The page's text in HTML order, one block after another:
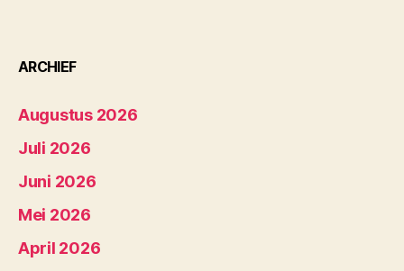
ARCHIEF
Augustus 2026
Juli 2026
Juni 2026
Mei 2026
April 2026